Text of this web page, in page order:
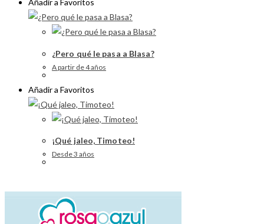
Añadir a Favoritos
¿Pero qué le pasa a Blasa?
A partir de 4 años
Añadir a Favoritos
¡Qué jaleo, Timoteo!
Desde 3 años